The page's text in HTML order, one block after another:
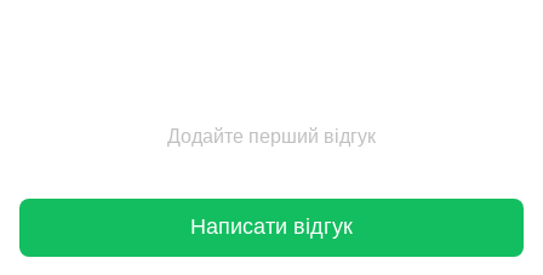
Додайте перший відгук
Написати відгук